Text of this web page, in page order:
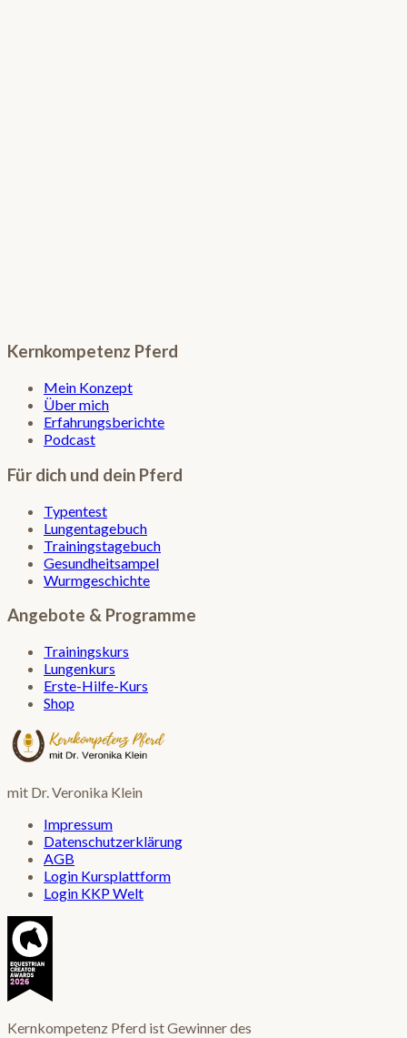
Kernkompetenz Pferd
Mein Konzept
Über mich
Erfahrungsberichte
Podcast
Für dich und dein Pferd
Typentest
Lungentagebuch
Trainingstagebuch
Gesundheitsampel
Wurmgeschichte
Angebote & Programme
Trainingskurs
Lungenkurs
Erste-Hilfe-Kurs
Shop
mit Dr. Veronika Klein
Impressum
Datenschutzerklärung
AGB
Login Kursplattform
Login KKP Welt
Kernkompetenz Pferd ist Gewinner des